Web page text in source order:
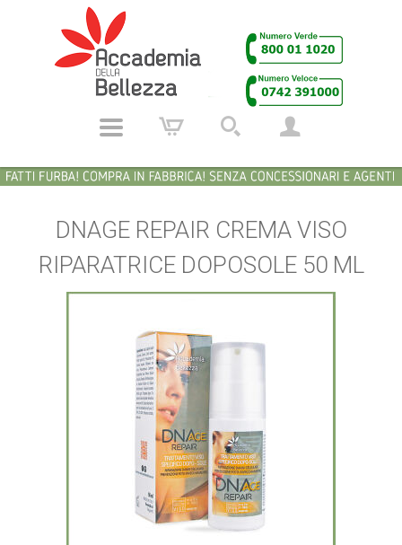
DNAGE REPAIR CREMA VISO
RIPARATRICE DOPOSOLE 50 ML